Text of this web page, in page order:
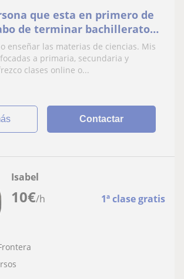
que esta en primero de
de terminar bachillerato
de sobresaliente.
enseñar las materias de ciencias. Mis
a primaria, secundaria y
clases online o...
Contactar
10€/h 1ª clase gratis
Isabel